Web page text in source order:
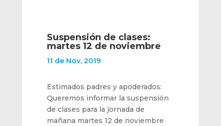
Suspensión de clases:
martes 12 de noviembre
11 de Nov, 2019
Estimados padres y apoderados:
Queremos informar la suspensión
de clases para la jornada de
mañana martes 12 de noviembre